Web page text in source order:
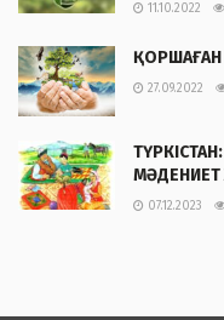
11.10.2022
ҚОРШАҒАН
27.09.2022
МӘДЕНИЕТ
07.12.2023